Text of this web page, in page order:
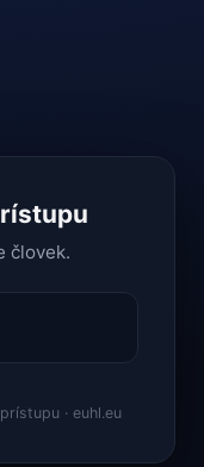
človek.
· euhl.eu